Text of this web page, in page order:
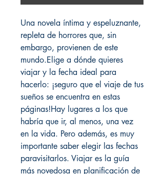
Una novela íntima y espeluznante,
repleta de horrores que, sin
embargo, provienen de este
mundo.Elige a dónde quieres
viajar y la fecha ideal para
hacerlo: ¡seguro que el viaje de tus
sueños se encuentra en estas
páginas!Hay lugares a los que
habría que ir, al menos, una vez
en la vida. Pero además, es muy
importante saber elegir las fechas
paravisitarlos. Viajar es la guía
más novedosa en planificación de